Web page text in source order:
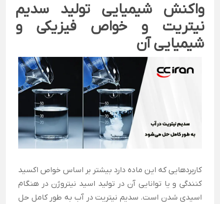
واکنش شیمیایی تولید سدیم
نیتریت و خواص فیزیکی و
شیمیایی آن
کاربردهایی که این ماده دارد بیشتر بر اساس خواص اکسید
کنندگی و یا توانایی آن در تولید اسید نیتروژن در هنگام
اسیدی شدن است. سدیم نیتریت در آب به طور کامل حل